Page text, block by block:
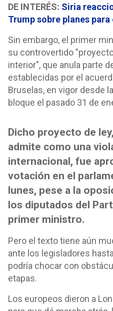
DE INTERÉS: Siria
Trump sobre planes para
Sin embargo, el primer
su controvertido
interior", que anula parte
establecidas por el
Bruselas, en vigor desde
bloque el pasado 31 de
Dicho proyecto de
admite como una
internacional, fue
votación en el
lunes, pese a la
los diputados del
primer ministro.
Pero el texto tiene aún
ante los legisladores
podría chocar con
etapas.
Los europeos dieron a